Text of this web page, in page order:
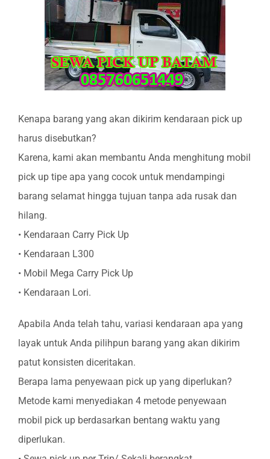
Kenapa barang yang akan dikirim kendaraan pick up
harus disebutkan?
Karena, kami akan membantu Anda menghitung mobil
pick up tipe apa yang cocok untuk mendampingi
barang selamat hingga tujuan tanpa ada rusak dan
hilang.
• Kendaraan Carry Pick Up
• Kendaraan L300
• Mobil Mega Carry Pick Up
• Kendaraan Lori.
Apabila Anda telah tahu, variasi kendaraan apa yang
layak untuk Anda pilihpun barang yang akan dikirim
patut konsisten diceritakan.
Berapa lama penyewaan pick up yang diperlukan?
Metode kami menyediakan 4 metode penyewaan
mobil pick up berdasarkan bentang waktu yang
diperlukan.